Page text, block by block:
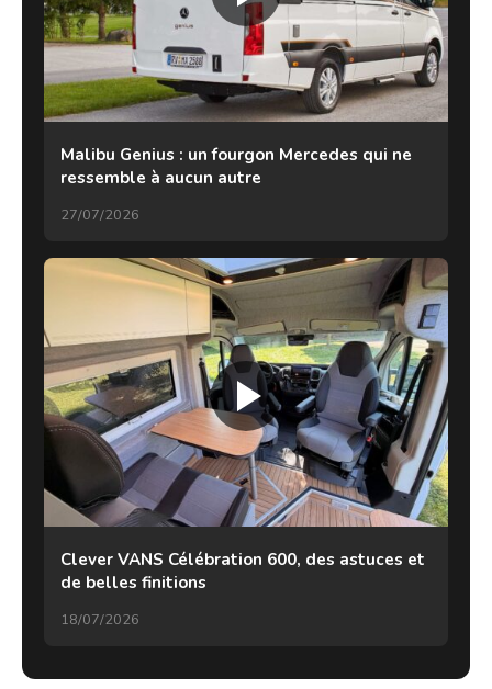
Malibu Genius : un fourgon Mercedes qui ne
ressemble à aucun autre
27/07/2026
Clever VANS Célébration 600, des astuces et
de belles finitions
18/07/2026